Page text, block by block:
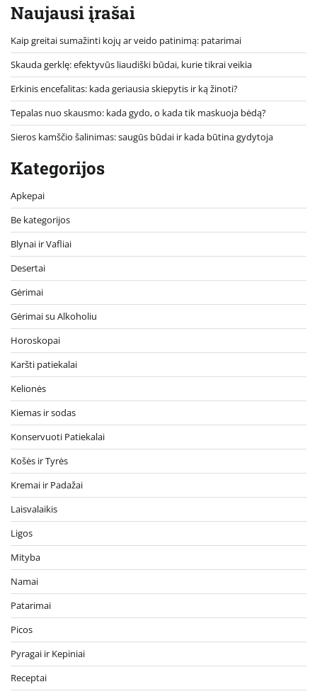
Naujausi įrašai
Kaip greitai sumažinti kojų ar veido patinimą: patarimai
Skauda gerklę: efektyvūs liaudiški būdai, kurie tikrai veikia
Erkinis encefalitas: kada geriausia skiepytis ir ką žinoti?
Tepalas nuo skausmo: kada gydo, o kada tik maskuoja bėdą?
Sieros kamščio šalinimas: saugūs būdai ir kada būtina gydytoja
Kategorijos
Apkepai
Be kategorijos
Blynai ir Vafliai
Desertai
Gėrimai
Gėrimai su Alkoholiu
Horoskopai
Karšti patiekalai
Kelionės
Kiemas ir sodas
Konservuoti Patiekalai
Košės ir Tyrės
Kremai ir Padažai
Laisvalaikis
Ligos
Mityba
Namai
Patarimai
Picos
Pyragai ir Kepiniai
Receptai